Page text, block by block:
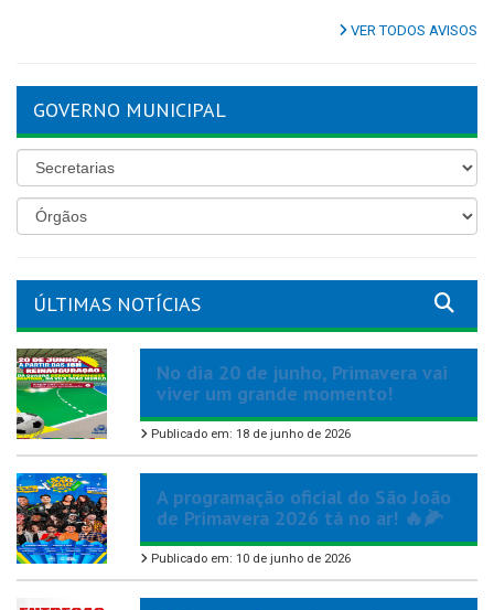
VER TODOS AVISOS
GOVERNO MUNICIPAL
ÚLTIMAS NOTÍCIAS
No dia 20 de junho, Primavera vai
viver um grande momento!
Publicado em: 18 de junho de 2026
A programação oficial do São João
de Primavera 2026 tá no ar! 🔥🌽
Publicado em: 10 de junho de 2026